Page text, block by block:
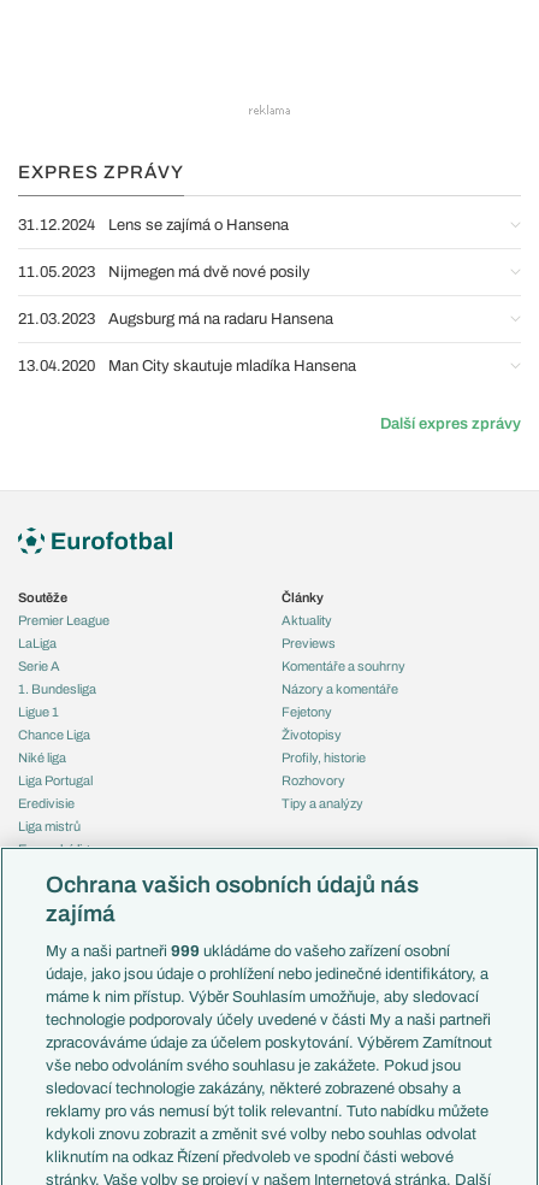
EXPRES ZPRÁVY
31.12.2024 Lens se zajímá o Hansena
11.05.2023 Nijmegen má dvě nové posily
21.03.2023 Augsburg má na radaru Hansena
13.04.2020 Man City skautuje mladíka Hansena
Další expres zprávy
Soutěže
Premier League
LaLiga
Serie A
1. Bundesliga
Ligue 1
Chance Liga
Niké liga
Liga Portugal
Eredivisie
Liga mistrů
Evropská liga
Mistrovství světa
Liga národů
Témata
Představení týmů MS
EuroSkauting
PL v kostce
Evropské koeficienty
Přestupy
Přestupové spekulace
Zranění
Kluby
Články
Aktuality
Previews
Komentáře a souhrny
Názory a komentáře
Fejetony
Životopisy
Profily, historie
Rozhovory
Tipy a analýzy
Česko
Francie
Itálie
Německo
Španělsko
Argentina
Brazílie
Přestupy
Zápasy
Livescore
Ochrana vašich osobních údajů nás
zajímá
My a naši partneři999 ukládáme do vašeho zařízení osobní
údaje, jako jsou údaje o prohlížení nebo jedinečné identifikátory, a
máme k nim přístup. Výběr Souhlasím umožňuje, aby sledovací
technologie podporovaly účely uvedené v části My a naši partneři
zpracováváme údaje za účelem poskytování. Výběrem Zamítnout
vše nebo odvoláním svého souhlasu je zakážete. Pokud jsou
sledovací technologie zakázány, některé zobrazené obsahy a
reklamy pro vás nemusí být tolik relevantní. Tuto nabídku můžete
kdykoli znovu zobrazit a změnit své volby nebo souhlas odvolat
kliknutím na odkaz Řízení předvoleb ve spodní části webové
stránky. Vaše volby se projeví v našem Internetová stránka. Další